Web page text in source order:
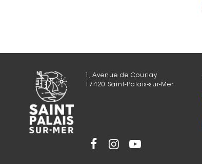
1, Avenue de Courlay
17420 Saint-Palais-sur-Mer